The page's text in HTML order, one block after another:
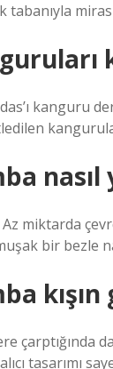
tabanıyla
kanguru
nasıl
miktarda
bir bezle
tasarımı